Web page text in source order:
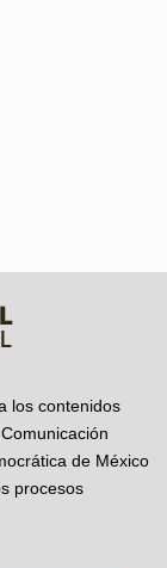
los contenidos
de México
procesos